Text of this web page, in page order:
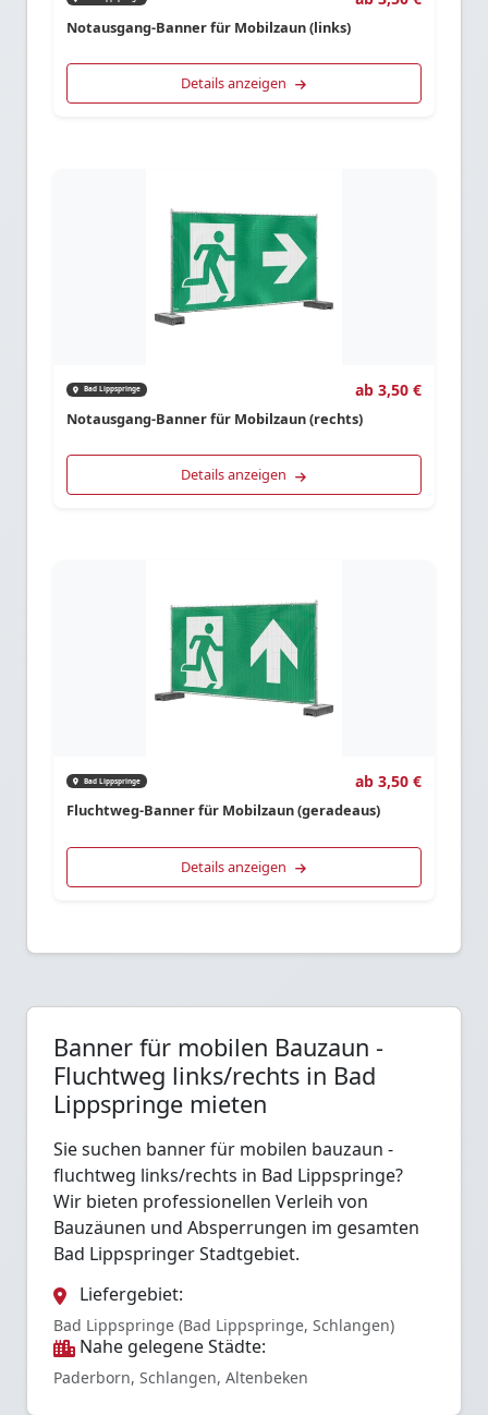
Notausgang-Banner für Mobilzaun (links)
Details anzeigen
Bad Lippspringe ab 3,50 €
Notausgang-Banner für Mobilzaun (rechts)
Details anzeigen
Bad Lippspringe ab 3,50 €
Fluchtweg-Banner für Mobilzaun (geradeaus)
Details anzeigen
Banner für mobilen Bauzaun -
Fluchtweg links/rechts in Bad
Lippspringe mieten
Sie suchen banner für mobilen bauzaun -
fluchtweg links/rechts in Bad Lippspringe?
Wir bieten professionellen Verleih von
Bauzäunen und Absperrungen im gesamten
Bad Lippspringer Stadtgebiet.
Liefergebiet:
Bad Lippspringe (Bad Lippspringe, Schlangen)
Nahe gelegene Städte:
Paderborn, Schlangen, Altenbeken